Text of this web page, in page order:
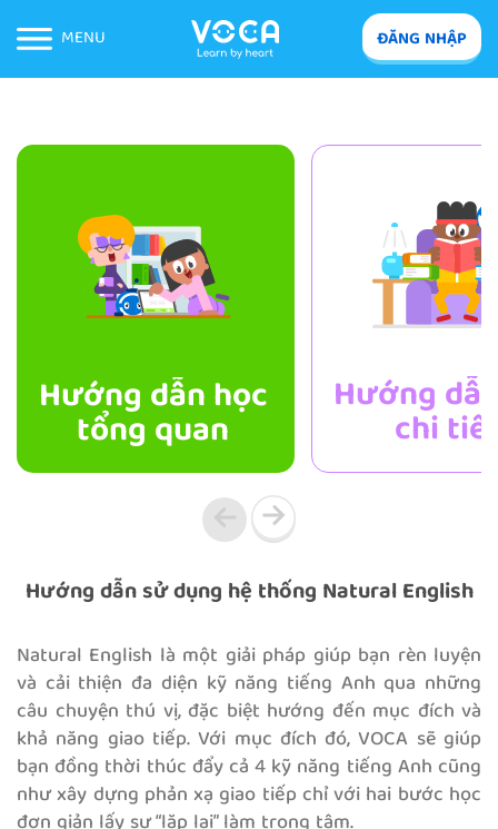
MENU ĐĂNG NHẬP
Hướng dẫn học
tổng quan
Hướng
chi
Hướng dẫn sử dụng hệ thống Natural English
Natural English là một giải pháp giúp bạn rèn luyện
và cải thiện đa diện kỹ năng tiếng Anh qua những
câu chuyện thú vị, đặc biệt hướng đến mục đích và
khả năng giao tiếp. Với mục đích đó, VOCA sẽ giúp
bạn đồng thời thúc đẩy cả 4 kỹ năng tiếng Anh cũng
như xây dựng phản xạ giao tiếp chỉ với hai bước học